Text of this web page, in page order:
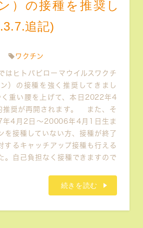
）の接種を推奨し
追記)
ワクチン
はヒトパピローマウイルスワクチ
）の接種を強く推奨してきまし
重い腰を上げて、本日2022年4
推奨が再開されます。 また、そ
年4月2日～20006年4月1日生ま
を接種していない方、接種が終了
するキャッチアップ接種も行える
。自己負担なく接種できますので
続きを読む